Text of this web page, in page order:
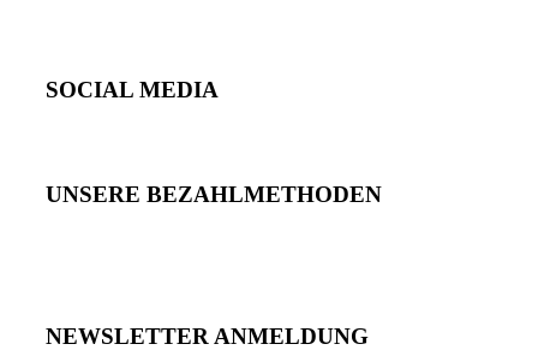
SOCIAL MEDIA
UNSERE BEZAHLMETHODEN
NEWSLETTER ANMELDUNG